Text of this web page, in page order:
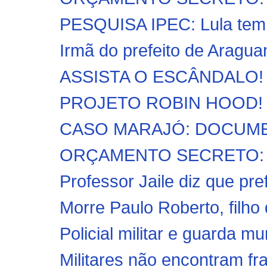
PESQUISA IPEC: Lula
Irmã do prefeito de
ASSISTA O
PROJETO ROBIN
CASO MARAJÓ:
ORÇAMENTO
Professor Jaile diz que
Morre Paulo Roberto,
Policial militar e guarda
Militares não encontram